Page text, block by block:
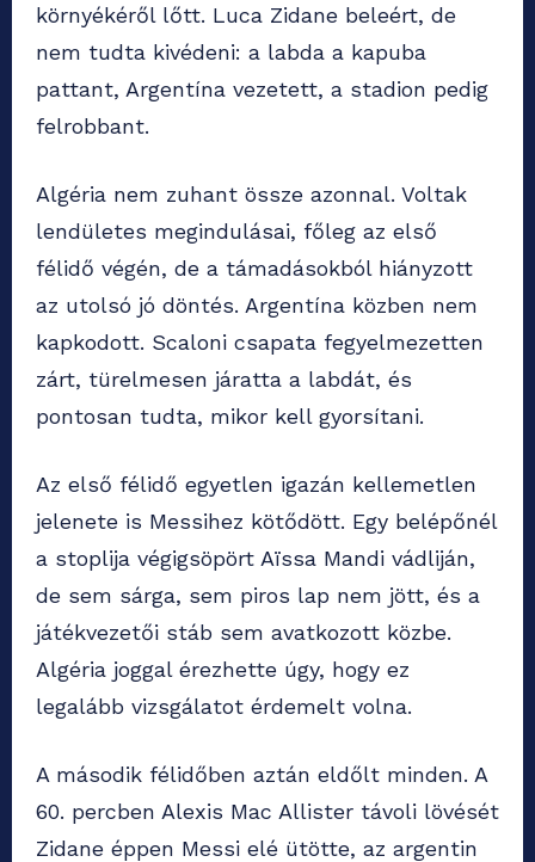
környékéről lőtt. Luca Zidane beleért, de
nem tudta kivédeni: a labda a kapuba
pattant, Argentína vezetett, a stadion pedig
felrobbant.
Algéria nem zuhant össze azonnal. Voltak
lendületes megindulásai, főleg az első
félidő végén, de a támadásokból hiányzott
az utolsó jó döntés. Argentína közben nem
kapkodott. Scaloni csapata fegyelmezetten
zárt, türelmesen járatta a labdát, és
pontosan tudta, mikor kell gyorsítani.
Az első félidő egyetlen igazán kellemetlen
jelenete is Messihez kötődött. Egy belépőnél
a stoplija végigsöpört Aïssa Mandi vádliján,
de sem sárga, sem piros lap nem jött, és a
játékvezetői stáb sem avatkozott közbe.
Algéria joggal érezhette úgy, hogy ez
legalább vizsgálatot érdemelt volna.
A második félidőben aztán eldőlt minden. A
60. percben Alexis Mac Allister távoli lövését
Zidane éppen Messi elé ütötte, az argentin